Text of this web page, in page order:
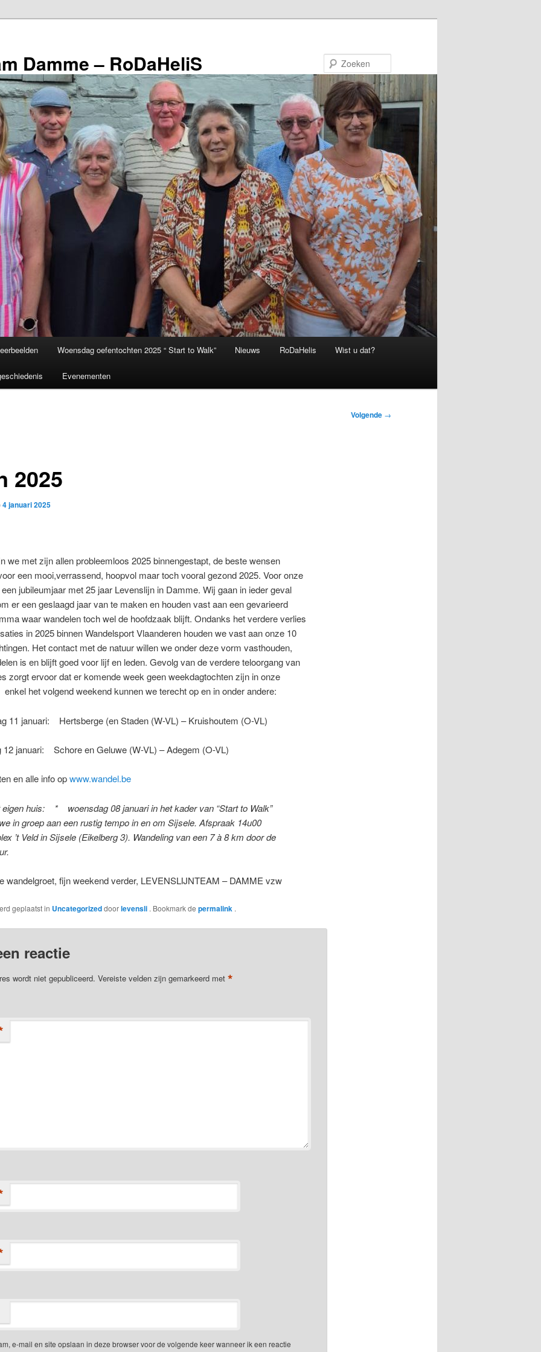
Damme – RoDaHeliS
Woensdag oefentochten 2025 “ Start to Walk” Nieuws RoDaHelis Wist u dat?
Evenementen
Volgende →
2025
4 januari 2025
we met zijn allen probleemloos 2025 binnengestapt, de beste wensen
een mooi,verrassend, hoopvol maar toch vooral gezond 2025. Voor onze
jubileumjaar met 25 jaar Levenslijn in Damme. Wij gaan in ieder geval
er een geslaagd jaar van te maken en houden vast aan een gevarieerd
waar wandelen toch wel de hoofdzaak blijft. Ondanks het verdere verlies
in 2025 binnen Wandelsport Vlaanderen houden we vast aan onze 10
Het contact met de natuur willen we onder deze vorm vasthouden,
is en blijft goed voor lijf en leden. Gevolg van de verdere teloorgang van
zorgt ervoor dat er komende week geen weekdagtochten zijn in onze
het volgend weekend kunnen we terecht op en in onder andere:
11 januari: Hertsberge (en Staden (W-VL) – Kruishoutem (O-VL)
januari: Schore en Geluwe (W-VL) – Adegem (O-VL)
en alle info opwww.wandel.be
eigen huis: * woensdag 08 januari in het kader van “Start to Walk”
in groep aan een rustig tempo in en om Sijsele. Afspraak 14u00
’t Veld in Sijsele (Eikelberg 3). Wandeling van een 7 à 8 km door de
wandelgroet, fijn weekend verder, LEVENSLIJNTEAM – DAMME vzw
geplaatst in Uncategorizeddoorlevensli . Bookmark de permalink .
reactie
wordt niet gepubliceerd. Vereiste velden zijn gemarkeerd met *
e-mail en site opslaan in deze browser voor de volgende keer wanneer ik een reactie